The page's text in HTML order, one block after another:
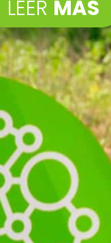
LEER MÁS